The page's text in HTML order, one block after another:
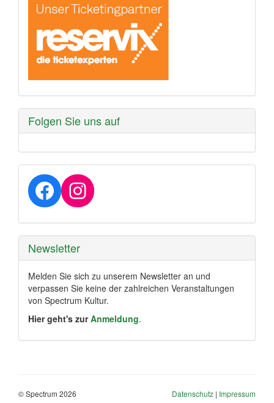
Folgen Sie uns auf
Facebook
Instagram
Newsletter
Melden Sie sich zu unserem Newsletter an und
verpassen Sie keine der zahlreichen Veranstaltungen
von Spectrum Kultur.
Hier geht's zurAnmeldung.
© Spectrum 2026 Datenschutz | Impressum